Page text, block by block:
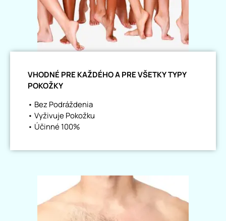
VHODNÉ PRE KAŽDÉHO A PRE VŠETKY TYPY
POKOŽKY
• Bez Podráždenia
• Vyživuje Pokožku
• Účinné 100%